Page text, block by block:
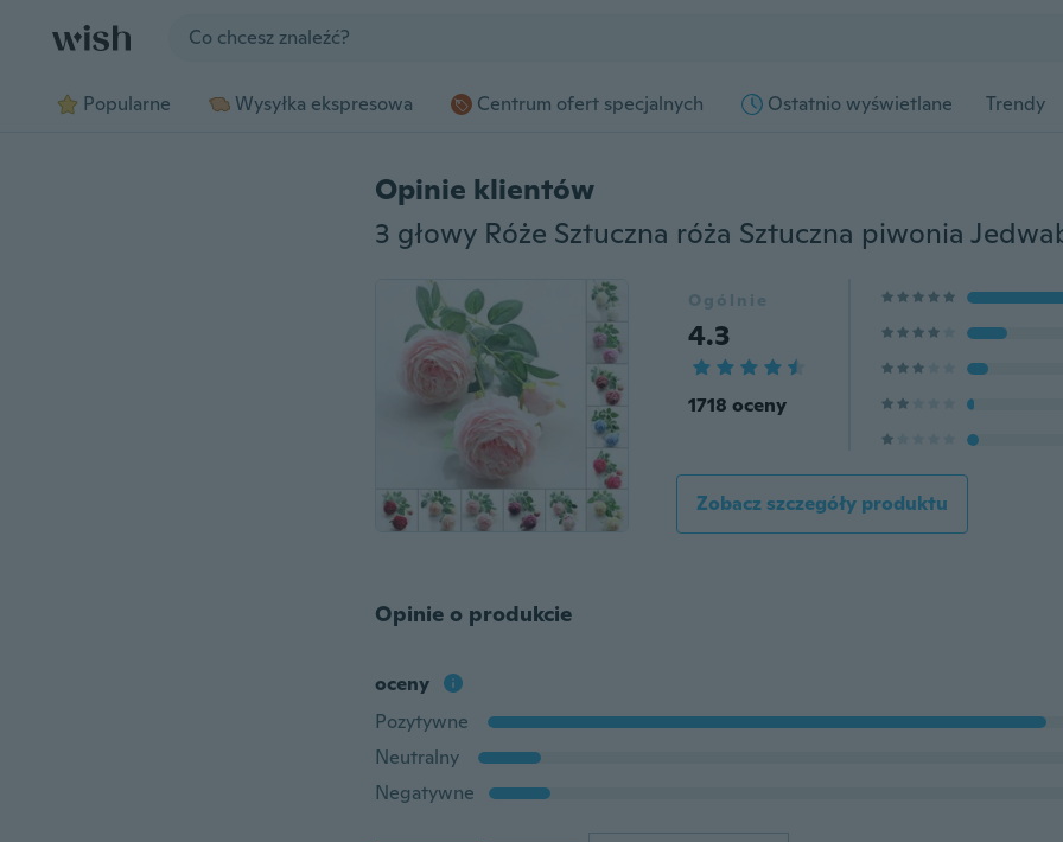
Popularne Wysyłka ekspresowa Centrum ofert specjalnych Ostatnio wyświetlane Trendy
Opinie klientów
Ogólnie
4.3
1718 oceny
Zobacz szczegóły produktu
Opinie o produkcie
oceny
Pozytywne
Neutralny
Negatywne